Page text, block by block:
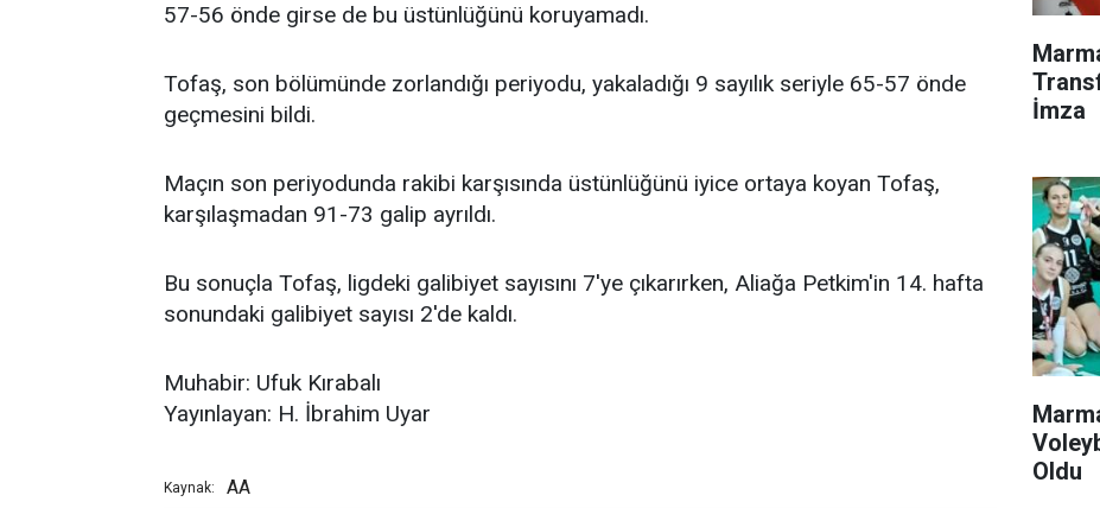
57-56 önde girse de bu üstünlüğünü koruyamadı.
Tofaş, son bölümünde zorlandığı periyodu, yakaladığı 9 sayılık seriyle 65-57 önde
geçmesini bildi.
Maçın son periyodunda rakibi karşısında üstünlüğünü iyice ortaya koyan Tofaş,
karşılaşmadan 91-73 galip ayrıldı.
Bu sonuçla Tofaş, ligdeki galibiyet sayısını 7'ye çıkarırken, Aliağa Petkim'in 14. hafta
sonundaki galibiyet sayısı 2'de kaldı.
Muhabir: Ufuk Kırabalı
Yayınlayan: H. İbrahim Uyar
Kaynak: AA
İmza
Oldu